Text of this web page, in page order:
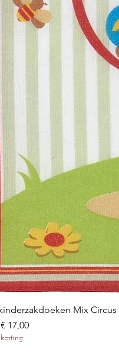
Mix Circus
€ 17,00